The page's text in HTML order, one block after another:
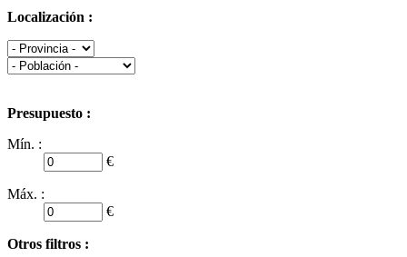
Localización :
Presupuesto :
Mín. :
€
Máx. :
€
Otros filtros :